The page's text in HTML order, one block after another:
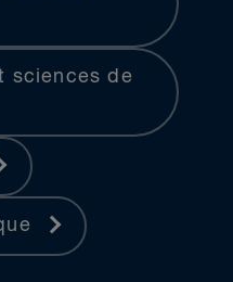
sciences de